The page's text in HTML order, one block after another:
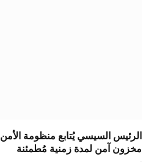
الرئيس السيسي يُتابع منظومة
مخزون آمن لمدة زمنية مُطمئنة